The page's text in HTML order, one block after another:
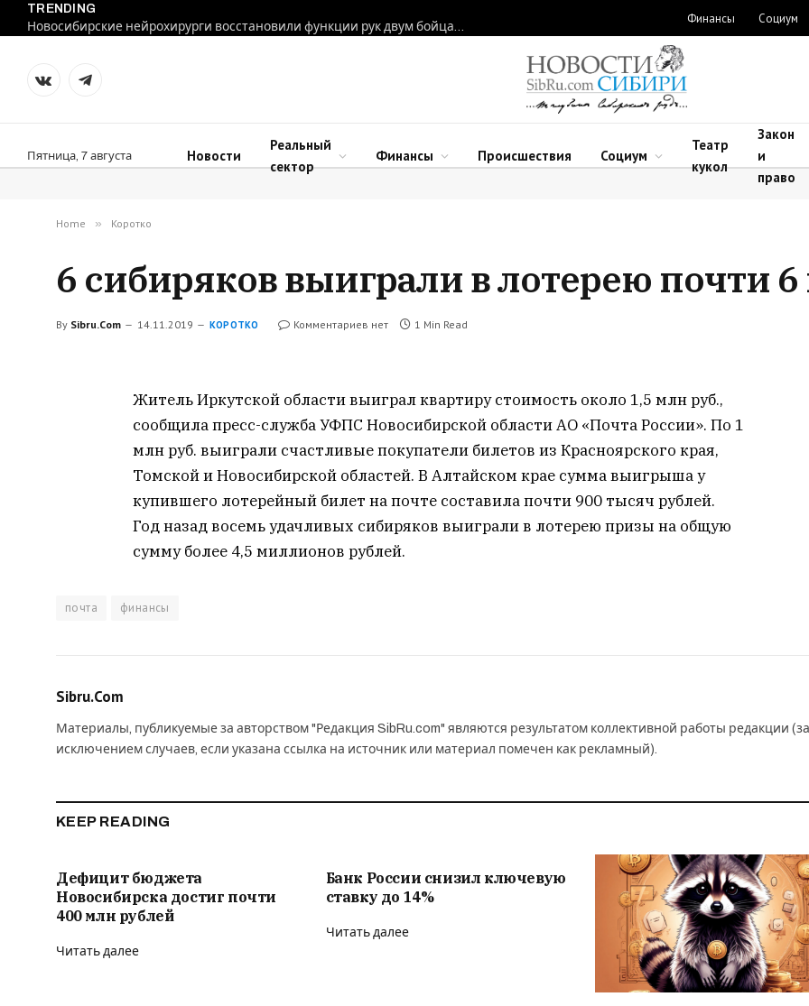
TRENDING
Новосибирские нейрохирурги восстановили функции рук двум бойцам после минно-взрывных травм
Финансы Социум
VKontakteTelegram
Пятница, 7 августа Новости
Реальный
сектор
Финансы Происшествия Социум
Театр
кукол
Закон
и
право
Home » Коротко
6 сибиряков выиграли в лотерею почти
By Sibru.Com 14.11.2019 КОРОТКО Комментариев нет 1 Min Read
Житель Иркутской области выиграл квартиру стоимость около 1,5 млн руб.,
сообщила пресс-служба УФПС Новосибирской области АО «Почта России». По 1
млн руб. выиграли счастливые покупатели билетов из Красноярского края,
Томской и Новосибирской областей. В Алтайском крае сумма выигрыша у
купившего лотерейный билет на почте составила почти 900 тысяч рублей.
Год назад восемь удачливых сибиряков выиграли в лотерею призы на общую
сумму более 4,5 миллионов рублей.
почта финансы
Sibru.Com
Материалы, публикуемые за авторством "Редакция SibRu.com" являются результатом коллективной работы редакции (за
исключением случаев, если указана ссылка на источник или материал помечен как рекламный).
KEEP READING
Дефицит бюджета
Новосибирска достиг почти
400 млн рублей
Читать далее
Банк России снизил ключевую
ставку до 14%
Читать далее